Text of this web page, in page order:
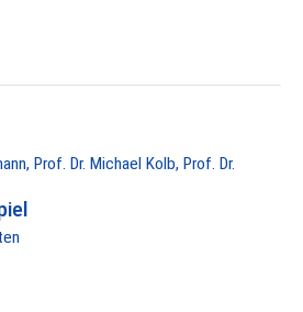
Prof. Dr. Michael Kolb, Prof. Dr.